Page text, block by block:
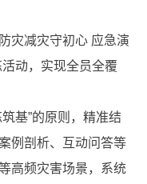
灾减灾守初心 应急演
动，实现全员全覆
基”的原则，精准结
例剖析、互动问答等
高频灾害场景，系统